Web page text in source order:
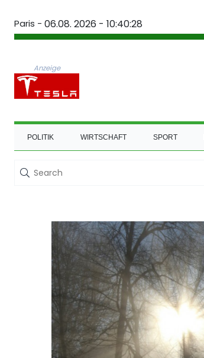
Paris - 06.08. 2026 - 10:40:28
Anzeige
POLITIK WIRTSCHAFT SPORT